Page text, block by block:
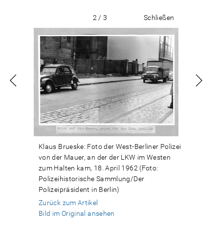
2 / 3 Schließen
Klaus Brueske: Foto der West-Berliner Polizei
von der Mauer, an der der LKW im Westen
zum Halten kam, 18. April 1962 (Foto:
Polizeihistorische Sammlung/Der
Polizeipräsident in Berlin)
Zurück zum Artikel
Bild im Original ansehen